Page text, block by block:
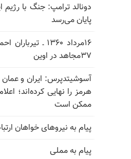
دونالد ترامپ: جنگ با رژیم
پایان می‌رسد
۱۶مرداد ۱۳۶۰ ـ
۳۷مجاهد در اوین
آسوشیتدپرس: ایران و
هرمز را نهایی کرده‌اند؛
ممکن است
پیام به نیروهای خواهان ارتباط -
پیام به مملی